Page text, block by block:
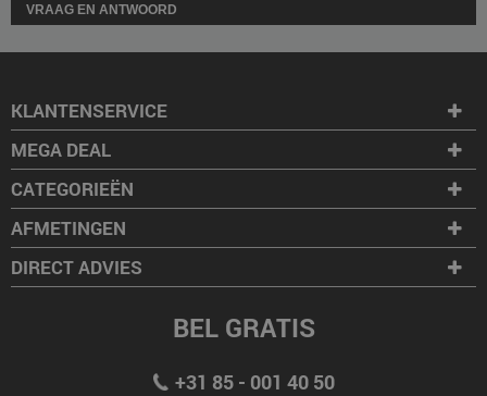
VRAAG EN ANTWOORD
KLANTENSERVICE
MEGA DEAL
CATEGORIEËN
AFMETINGEN
DIRECT ADVIES
BEL GRATIS
+31 85 - 001 40 50